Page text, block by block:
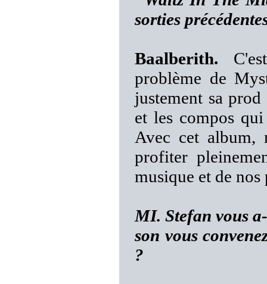
sorties
Baalberith.
problème de
justement sa
et les compos
Avec cet album,
profiter
musique et de nos
MI. Stefan vous
son vous
?